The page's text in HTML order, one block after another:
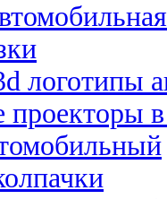
логотипы